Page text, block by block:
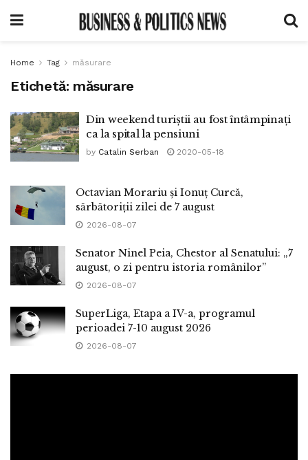
Home Tag măsurare
Etichetă: măsurare
Din weekend turiștii au fost întâmpinați
ca la spital la pensiuni
by Catalin Serban 2020-05-18
Octavian Morariu și Ionuț Curcă,
sărbătoriții zilei de 7 august
2026-08-07
Senator Ninel Peia, Chestor al Senatului: „7
august, o zi pentru istoria românilor”
2026-08-07
SuperLiga, Etapa a IV-a, programul
perioadei 7-10 august 2026
2026-08-07